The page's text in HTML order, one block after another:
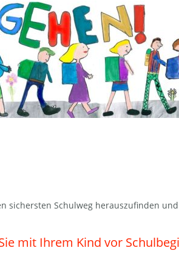
sichersten Schulweg herauszufinden
mit Ihrem Kind vor